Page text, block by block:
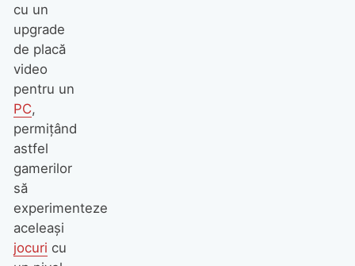
cu un
upgrade
de placă
video
pentru un
PC,
permițând
astfel
gamerilor
să
experimenteze
aceleași
jocuri cu